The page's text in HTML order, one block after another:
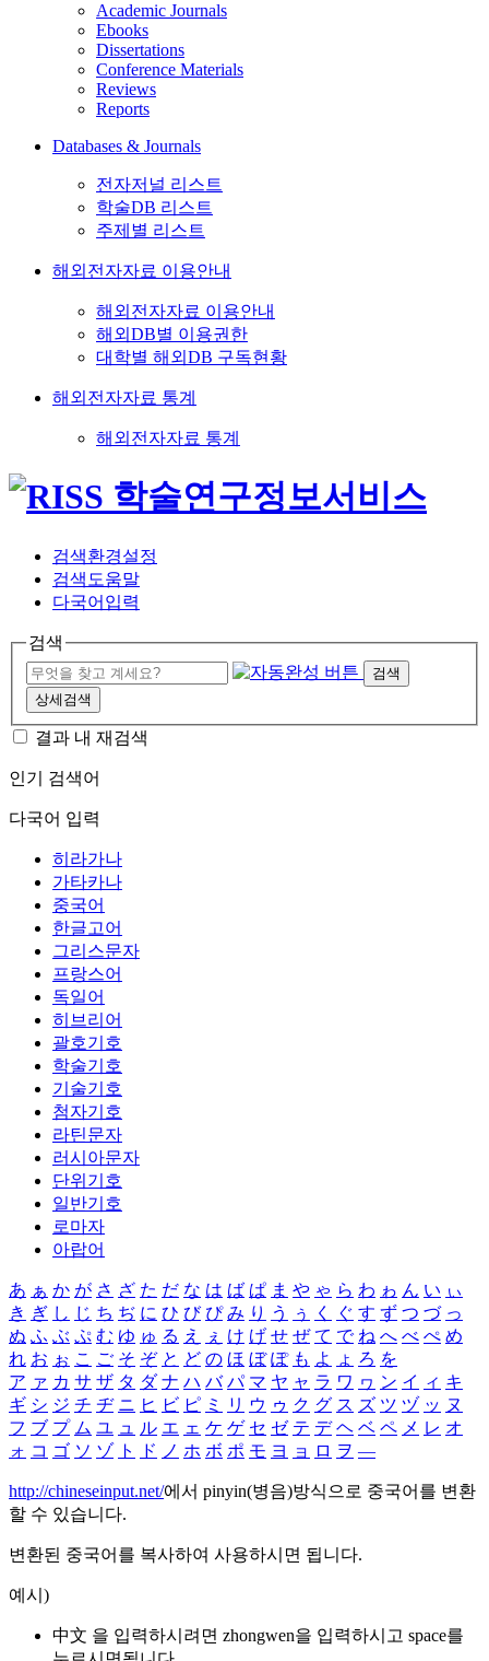
Academic Journals
Ebooks
Dissertations
Conference Materials
Reviews
Reports
Databases & Journals
전자저널 리스트
학술DB 리스트
주제별 리스트
해외전자자료 이용안내
해외전자자료 이용안내
해외DB별 이용권한
대학별 해외DB 구독현황
해외전자자료 통계
해외전자자료 통계
검색환경설정
검색도움말
다국어입력
검색
검색
상세검색
결과 내 재검색
인기 검색어
다국어 입력
히라가나
가타카나
중국어
한글고어
그리스문자
프랑스어
독일어
히브리어
괄호기호
학술기호
기술기호
첨자기호
라틴문자
러시아문자
단위기호
일반기호
로마자
아랍어
あ ぁ か が さ ざ た だ な は ば ぱ ま や ゃ ら わ ゎ ん い ぃ
き ぎ し じ ち ぢ に ひ び ぴ み り う ぅ く ぐ す ず つ づ っ
ぬ ふ ぶ ぷ む ゆ ゅ る え ぇ け げ せ ぜ て で ね へ べ ぺ め
れ お ぉ こ ご そ ぞ と ど の ほ ぼ ぽ も よ ょ ろ を
ア ァ カ サ ザ タ ダ ナ ハ バ パ マ ヤ ャ ラ ワ ヮ ン イ ィ キ
ギ シ ジ チ ヂ ニ ヒ ビ ピ ミ リ ウ ゥ ク グ ス ズ ツ ヅ ッ ヌ
フ ブ プ ム ユ ュ ル エ ェ ケ ゲ セ ゼ テ デ ヘ ベ ペ メ レ オ
ォ コ ゴ ソ ゾ ト ド ノ ホ ボ ポ モ ヨ ョ ロ ヲ ―
http://chineseinput.net/에서 pinyin(병음)방식으로 중국어를 변환
할 수 있습니다.
변환된 중국어를 복사하여 사용하시면 됩니다.
예시)
中文 을 입력하시려면 zhongwen을 입력하시고 space를